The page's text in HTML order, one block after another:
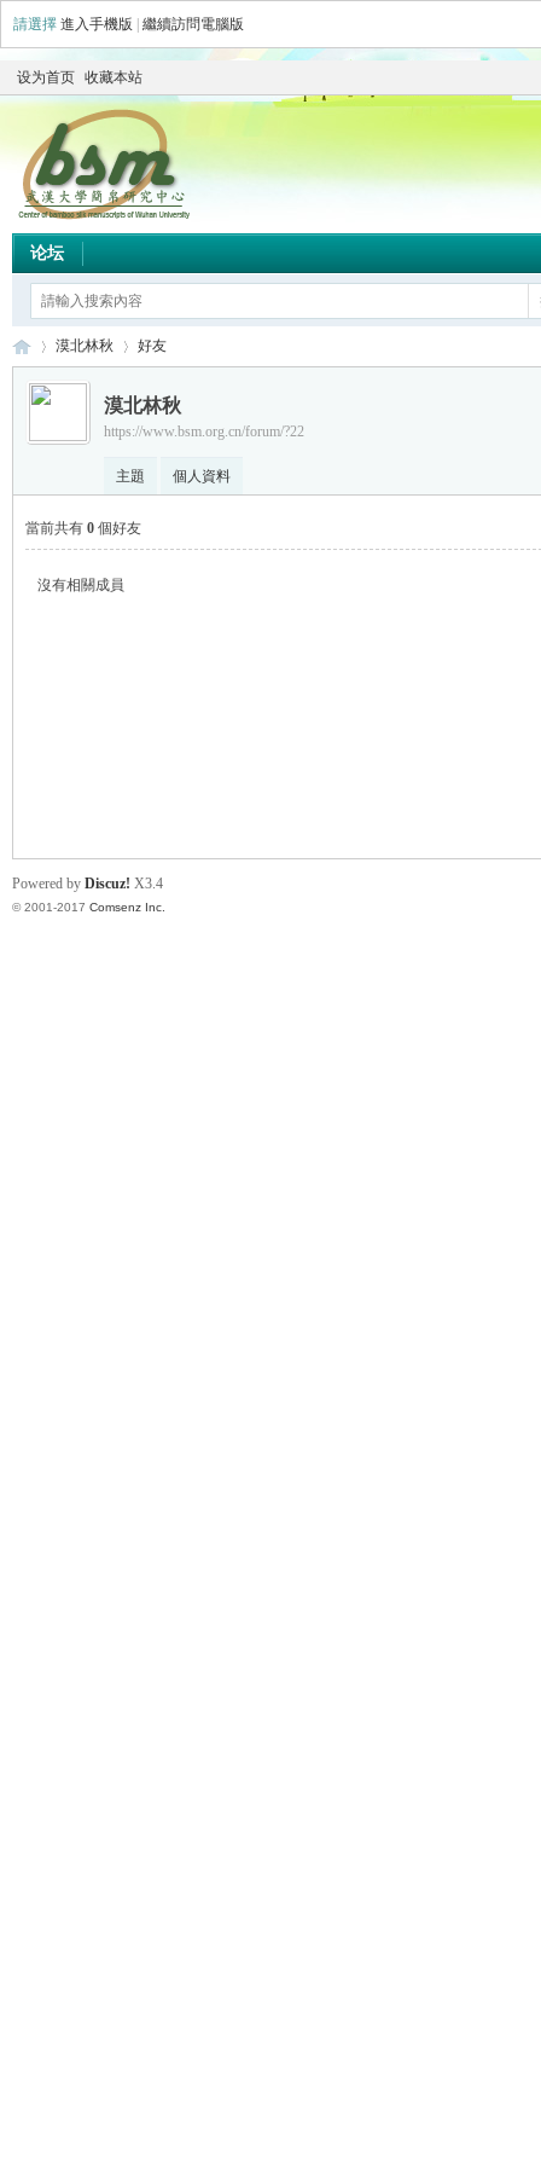
請選擇 進入手機版 繼續訪問電腦版
设为首页 收藏本站
论坛
›
漠北林秋 好友
漠北林秋
https://www.bsm.org.cn/forum/?22
主題 個人資料
當前共有 0 個好友
沒有相關成員
Powered by Discuz! X3.4
© 2001-2017 Comsenz Inc.